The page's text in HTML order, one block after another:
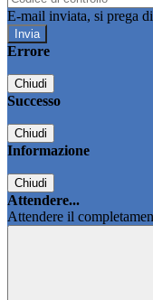
E-mail inviata, si prega
Errore
Chiudi
Successo
Chiudi
Informazione
Chiudi
Attendere...
Attendere il